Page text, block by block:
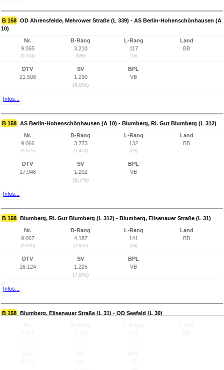
B 158 OD Ahrensfelde, Mehrower Straße (L 339) - AS Berlin-Hohenschönhausen (A
10)
Nr.
9.065
(9.074)
B-Rang
3.210
(986)
L-Rang
117
(16)
Land
BB
DTV
21.508
SV
1.290
(6,0%)
BPL
VB
Infos...
B 158 AS Berlin-Hohenschönhausen (A 10) - Blumberg, Ri. Gut Blumberg (L 312)
Nr.
9.066
(9.075)
B-Rang
3.773
(1.473)
L-Rang
132
(29)
Land
BB
DTV
17.946
SV
1.202
(6,7%)
BPL
VB
Infos...
B 158 Blumberg, Ri. Gut Blumberg (L 312) - Blumberg, Elisenauer Straße (L 31)
Nr.
9.067
(9.076)
B-Rang
4.187
(1.852)
L-Rang
141
(34)
Land
BB
DTV
16.124
SV
1.225
(7,6%)
BPL
VB
Infos...
B 158 Blumberg, Elisenauer Straße (L 31) - OD Seefeld (L 30)